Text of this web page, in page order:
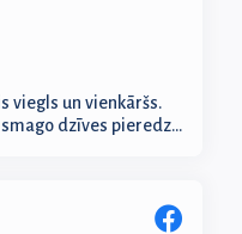
viegls un vienkāršs.
dzīves pieredzi.